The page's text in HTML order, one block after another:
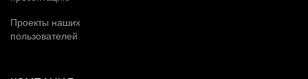
Проекты наших
пользователей